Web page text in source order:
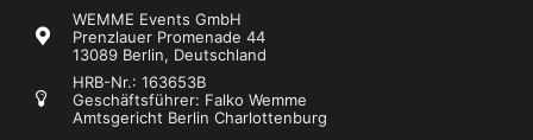
WEMME Events GmbH
Prenzlauer Promenade 44
13089 Berlin, Deutschland
HRB-Nr.: 163653B
Geschäftsführer: Falko Wemme
Amtsgericht Berlin Charlottenburg